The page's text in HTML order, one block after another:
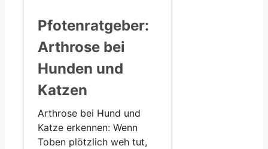
Pfotenratgeber:
Arthrose bei
Hunden und
Katzen
Arthrose bei Hund und
Katze erkennen: Wenn
Toben plötzlich weh tut,